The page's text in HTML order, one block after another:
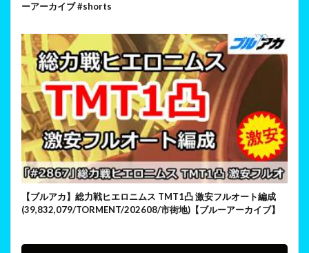
ーアーカイブ #shorts
【ブルアカ】総力戦ヒエロニムス TMT1凸 激安フルオート編成
(39,832,079/TORMENT/202608/市街地)【ブルーアーカイブ】